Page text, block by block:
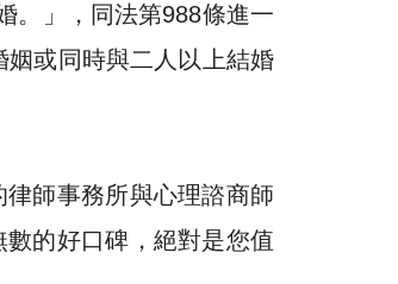
。」，同法第988條進一
或同時與二人以上結婚
師事務所與心理諮商師
的好口碑，絕對是您值